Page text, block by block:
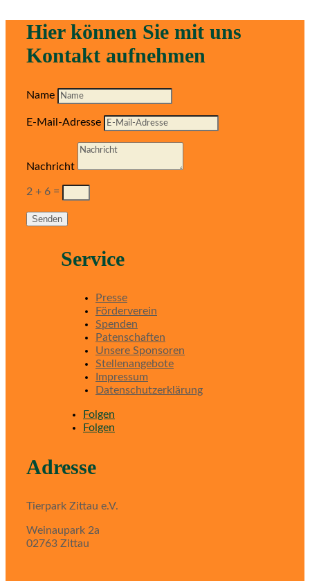
Hier können Sie mit uns
Kontakt aufnehmen
Name
E-Mail-Adresse
Nachricht
2 + 6 =
Senden
Service
Presse
Förderverein
Spenden
Patenschaften
Unsere Sponsoren
Stellenangebote
Impressum
Datenschutzerklärung
Folgen
Folgen
Adresse
Tierpark Zittau e.V.
Weinaupark 2a
02763 Zittau